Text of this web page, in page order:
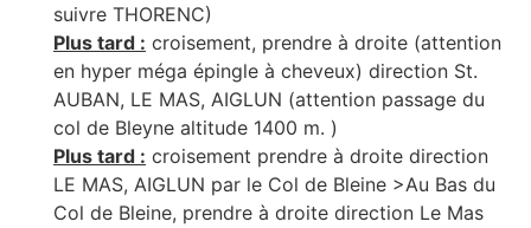
suivre THORENC)
Plus tard : croisement, prendre à droite (attention
en hyper méga épingle à cheveux) direction St.
AUBAN, LE MAS, AIGLUN (attention passage du
col de Bleyne altitude 1400 m. )
Plus tard : croisement prendre à droite direction
LE MAS, AIGLUN par le Col de Bleine >Au Bas du
Col de Bleine, prendre à droite direction Le Mas